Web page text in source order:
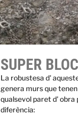
SUPER
La robustesa d'
genera murs que
qualsevol paret d' obra
diferència: